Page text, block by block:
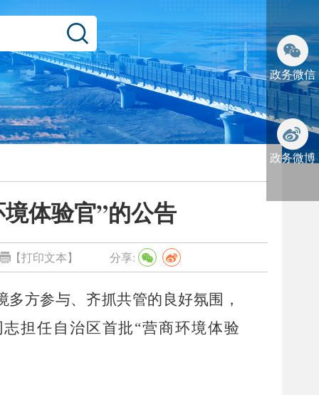
政务微信
政务微博
体验官”的公告
【打印文本】 分享:
多方参与、齐抓共管的良好氛围，
志担任 自治区首批“营商环境体验